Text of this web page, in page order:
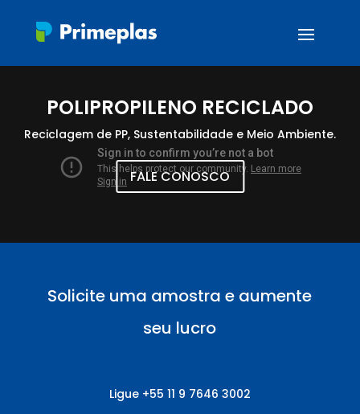
POLIPROPILENO RECICLADO
Reciclagem de PP, Sustentabilidade e Meio Ambiente.
FALE CONOSCO
Solicite uma amostra e aumente
seu lucro
Ligue +55 11 9 7646 3002